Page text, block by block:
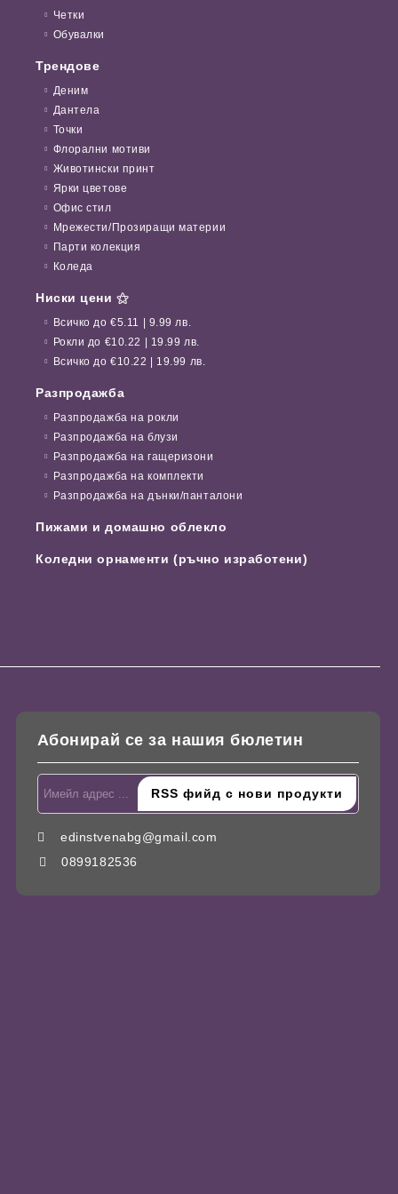
Четки
Обувалки
Трендове
Деним
Дантела
Точки
Флорални мотиви
Животински принт
Ярки цветове
Офис стил
Мрежести/Прозиращи материи
Парти колекция
Коледа
Ниски цени ⚝
Всичко до €5.11 | 9.99 лв.
Рокли до €10.22 | 19.99 лв.
Всичко до €10.22 | 19.99 лв.
Разпродажба
Разпродажба на рокли
Разпродажба на блузи
Разпродажба на гащеризони
Разпродажба на комплекти
Разпродажба на дънки/панталони
Пижами и домашно облекло
Коледни орнаменти (ръчно изработени)
Абонирай се за нашия бюлетин
edinstvenabg@gmail.com
0899182536